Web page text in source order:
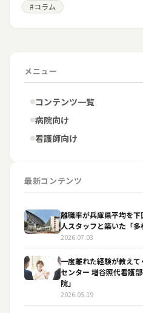
#コラム
メニュー
コンテンツ一覧
病院向け
看護師向け
最新コンテンツ
離職率が兵庫県平均を
人スタッフと築いた「多
2026.07.03
一度離れた経験が教え
センター 増谷照代看護
院」
2026.05.19